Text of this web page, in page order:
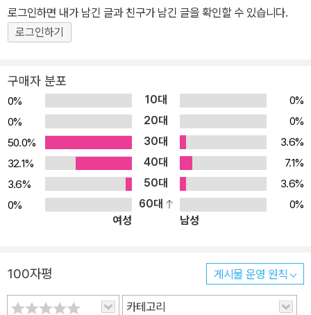
로그인하면 내가 남긴 글과 친구가 남긴 글을 확인할 수 있습니다.
로그인하기
구매자 분포
0% 10대
0%
0%
20대
0%
50.0%
30대
3.6%
32.1%
40대
7.1%
3.6%
50대
3.6%
0%
60대
0%
여성
남성
100자평 게시물 운영 원칙
카테고리